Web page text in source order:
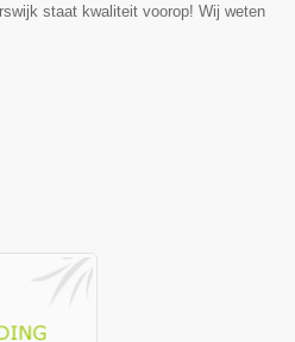
staat kwaliteit voorop! Wij weten